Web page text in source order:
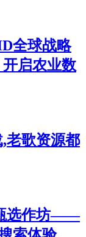
全球战略
启农业数
老歌资源都
选作坊——